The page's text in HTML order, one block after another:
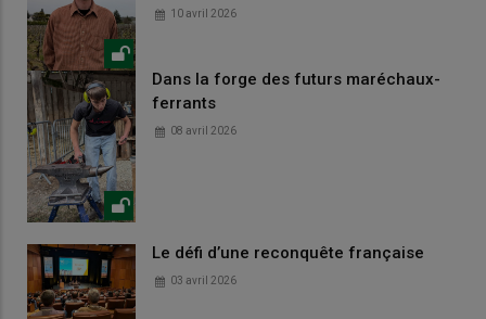
10 avril 2026
Dans la forge des futurs maréchaux-
ferrants
08 avril 2026
Le défi d’une reconquête française
03 avril 2026